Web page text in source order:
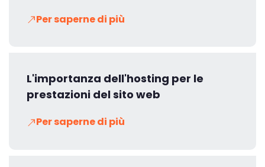
Per saperne di più
L'importanza dell'hosting per le
prestazioni del sito web
Per saperne di più